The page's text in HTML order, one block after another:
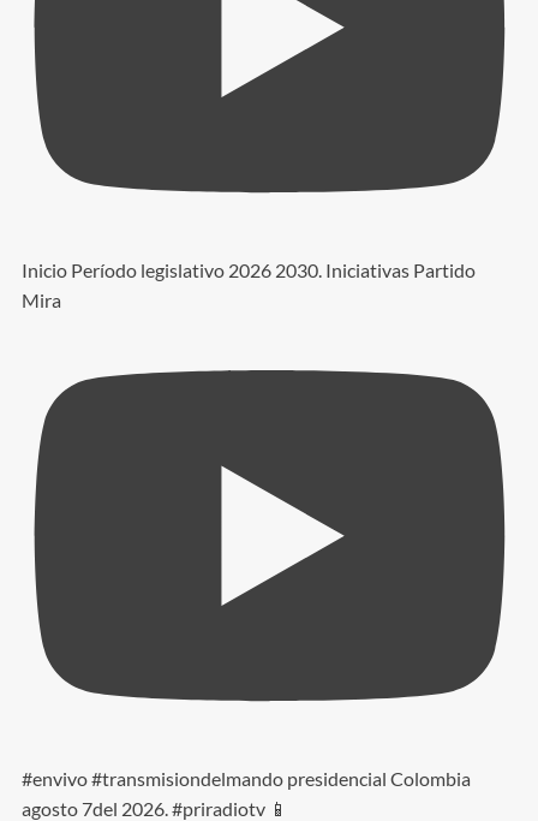
Inicio Período legislativo 2026 2030. Iniciativas Partido
Mira
#envivo #transmisiondelmando presidencial Colombia
agosto 7del 2026. #priradiotv 📱